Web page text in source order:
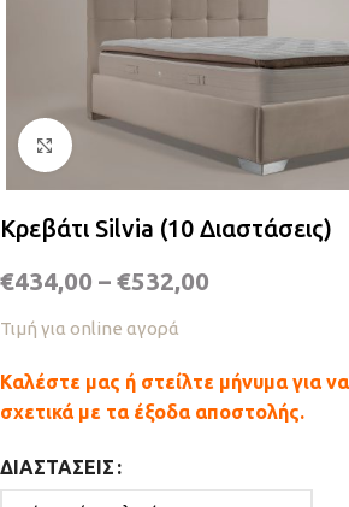
Κλικ για μεγέθυνση
Κρεβάτι Silvia (10 Διαστάσεις)
€434,00 – €532,00
Τιμή για online αγορά
Καλέστε μας ή στείλτε μήνυμα για
σχετικά με τα έξοδα αποστολής.
ΔΙΑΣΤΆΣΕΙΣ